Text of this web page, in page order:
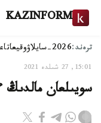
KAZINFORM
ترەند:2026-سايلاۋ وقيعا
15:01, 27 شىلدە 2021
سويىلعان مالدىڭ